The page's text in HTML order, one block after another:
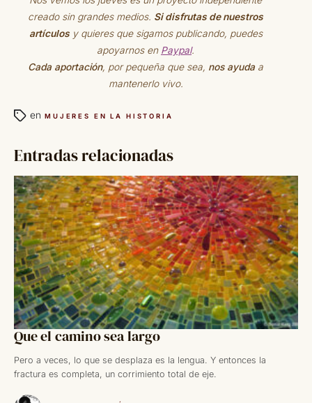
creado sin grandes medios. Si disfrutas de nuestros
artículosy quieres que sigamos publicando, puedes
apoyarnos en Paypal.
Cada aportación, por pequeña que sea, nos ayudaa
mantenerlo vivo.
en MUJERES EN LA HISTORIA
Entradas relacionadas
Que el camino sea largo
Pero a veces, lo que se desplaza es la lengua. Y entonces la
fractura es completa, un corrimiento total de eje.